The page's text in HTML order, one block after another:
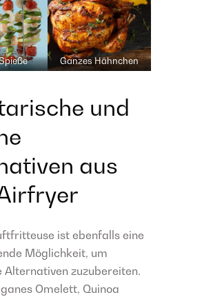
Ganzes Hähnchen
und
aus
ist ebenfalls eine
Möglichkeit, um
Alternativen zuzubereiten.
Omelett, Quinoa